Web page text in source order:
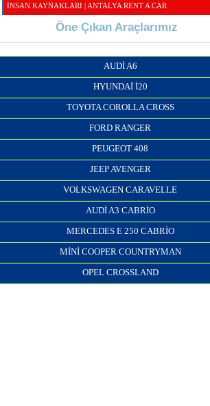
İNSAN KAYNAKLARI | ANTALYA RENT A CAR
Öne Çıkan Araçlarımız
AUDI A6
HYUNDAI I20
TOYOTA COROLLA CROSS
FORD RANGER
PEUGEOT 408
JEEP AVENGER
VOLKSWAGEN CARAVELLE
AUDI A3 CABRIO
MERCEDES E 250 CABRIO
MINI COOPER COUNTRYMAN
OPEL CROSSLAND